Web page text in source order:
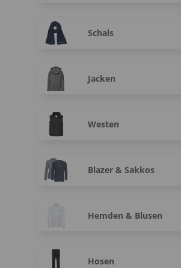
Schals
Jacken
Westen
Blazer & Sakkos
Hemden & Blusen
Hosen